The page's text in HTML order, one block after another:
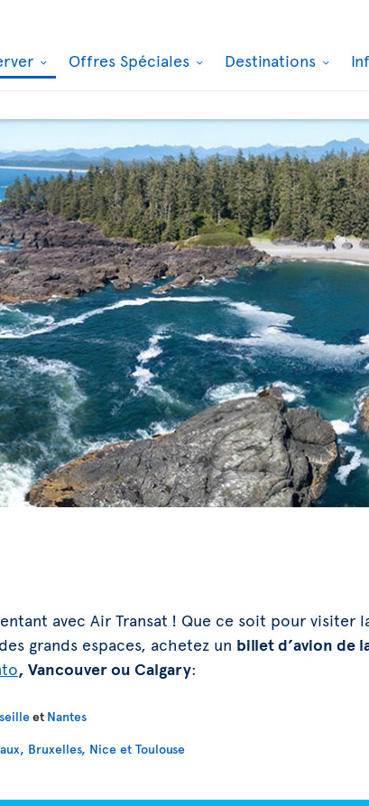
Offres Spéciales Destinations
avec Air Transat ! Que ce soit pour
grands espaces, achetez un billet d’avion de
, Vancouver ou Calgary:
et Nantes
Bruxelles, Nice et Toulouse